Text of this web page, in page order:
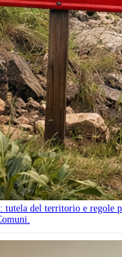
tutela del territorio e regole